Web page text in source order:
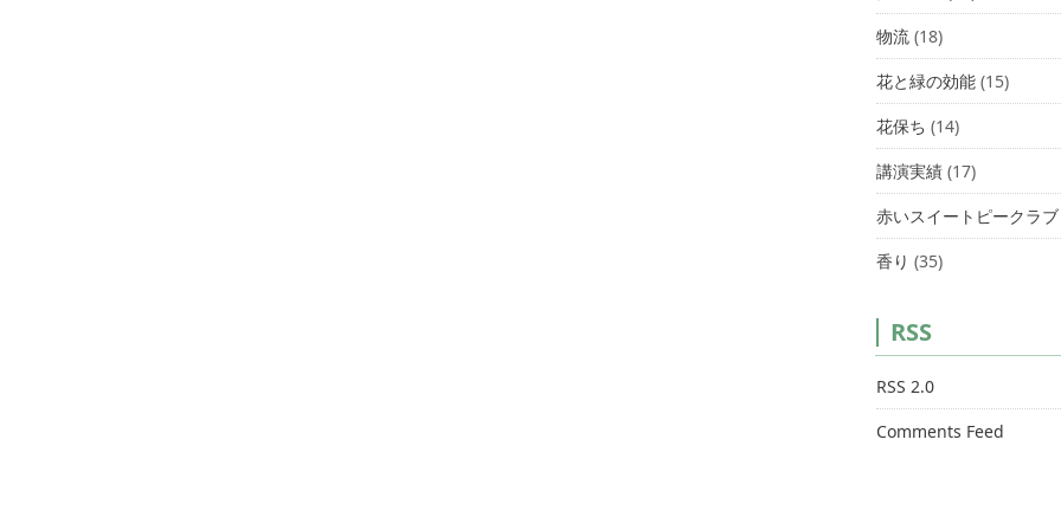
物流 (18)
花と緑の効能 (15)
花保ち (14)
講演実績 (17)
赤いスイートピークラブ
香り (35)
RSS
RSS 2.0
Comments Feed